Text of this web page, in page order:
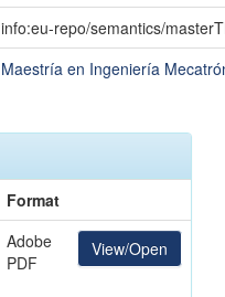
info:eu-repo/semantics/
Maestría en Ingeniería
Format
Adobe
PDF
View/Open